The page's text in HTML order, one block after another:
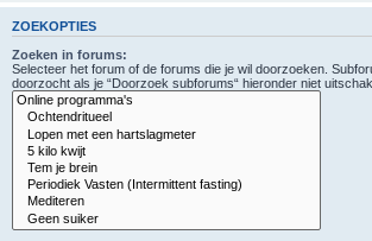
ZOEKOPTIES
Zoeken in forums:
Selecteer het forum of de forums die je wil doorzoeken.
doorzocht als je “Doorzoek subforums“ hieronder niet